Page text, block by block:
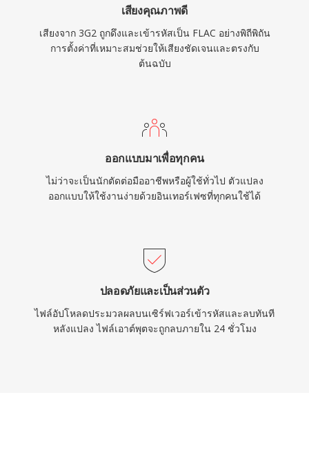
หมายความว่าไม่มีสิทธิบัตรหรือค่าลิขสิทธิ์ ลดความ
ขัดแย้งทางกฎหมายสำหรับนักพัฒนาและผู้ผลิต
ฮาร์ดแวร์
เสียงคุณภาพดี
เสียงจาก 3G2 ถูกดึงและเข้ารหัสเป็น FLAC อย่างพิถีพิถัน
การตั้งค่าที่เหมาะสมช่วยให้เสียงชัดเจนและตรงกับ
ต้นฉบับ
ออกแบบมาเพื่อทุกคน
ไม่ว่าจะเป็นนักตัดต่อมืออาชีพหรือผู้ใช้ทั่วไป ตัวแปลง
ออกแบบให้ใช้งานง่ายด้วยอินเทอร์เฟซที่ทุกคนใช้ได้
ปลอดภัยและเป็นส่วนตัว
ไฟล์อัปโหลดประมวลผลบนเซิร์ฟเวอร์เข้ารหัสและลบทันที
หลังแปลง ไฟล์เอาต์พุตจะถูกลบภายใน 24 ชั่วโมง